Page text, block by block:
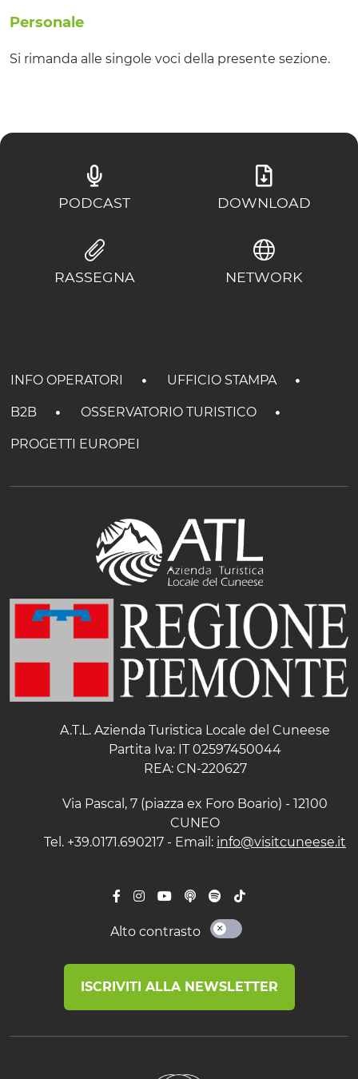
Personale
Si rimanda alle singole voci della presente sezione.
PODCAST DOWNLOAD
RASSEGNA NETWORK
INFO OPERATORI UFFICIO STAMPA
B2B OSSERVATORIO TURISTICO
PROGETTI EUROPEI
A.T.L. Azienda Turistica Locale del Cuneese
Partita Iva: IT 02597450044
REA: CN-220627
Via Pascal, 7 (piazza ex Foro Boario) - 12100
CUNEO
Tel. +39.0171.690217 - Email: info@visitcuneese.it
Alto contrasto
ISCRIVITI ALLA NEWSLETTER